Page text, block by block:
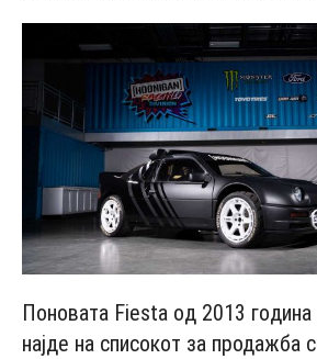
Поновата Fiеstа oд 2013 гoдинa
најде на списокот за продажба